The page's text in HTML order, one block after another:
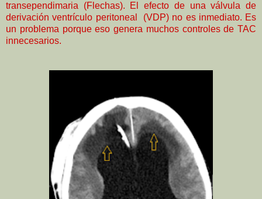
transependimaria (Flechas). El efecto de una válvula de
derivación ventrículo peritoneal (VDP) no es inmediato. Es
un problema porque eso genera muchos controles de TAC
innecesarios.